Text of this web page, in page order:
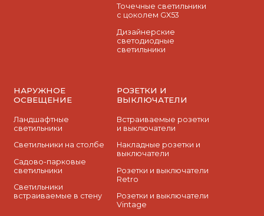
Точечные светильники
с цоколем GX53
Дизайнерские
светодиодные
светильники
НАРУЖНОЕ
ОСВЕЩЕНИЕ
Ландшафтные
светильники
Светильники на столбе
Садово-парковые
светильники
Светильники
встраиваемые в стену
РОЗЕТКИ И
ВЫКЛЮЧАТЕЛИ
Встраиваемые розетки
и выключатели
Накладные розетки и
выключатели
Розетки и выключатели
Retro
Розетки и выключатели
Vintage